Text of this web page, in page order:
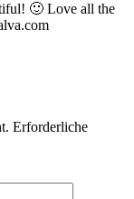
🙂 Love all the
Erforderliche